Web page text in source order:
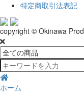
特定商取引法表記
copyright © Okinawa
ホーム